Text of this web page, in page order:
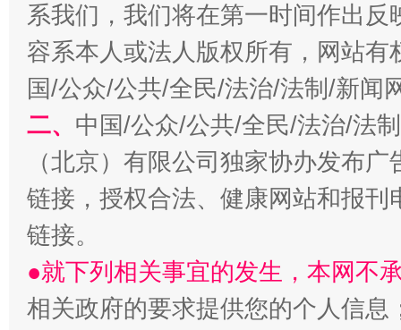
揭开“小金库”的免责幌子
系我们，我们将在第一时间作出
容系本人或法人版权所有，网站
国/公众/公共/全民/法治/法制/新闻
二、 中国/公众/公共/全民/法治/法
（北京）有限公司独家协办发布
链接，授权合法、健康网站和报
链接。
●就下列相关事宜的发生，本网不
相关政府的要求提供您的个人信息